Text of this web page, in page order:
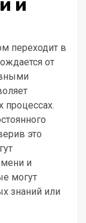
и
переходит в
от
процессах.
это
и
могут
знаний или